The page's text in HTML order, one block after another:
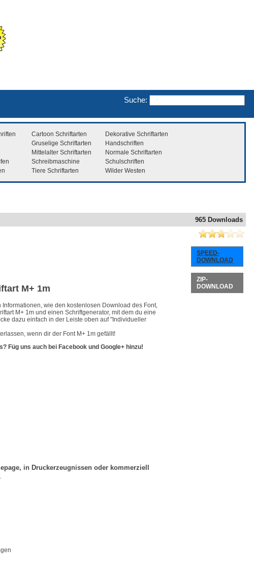
Suche:
Cartoon Schriftarten
Dekorative Schriftarten
Gruselige Schriftarten
Handschriften
Mittelalter Schriftarten
Normale Schriftarten
Schreibmaschine
Schulschriften
Tiere Schriftarten Wilder Westen
965 Downloads
SPEED-
DOWNLOAD
ZIP-
DOWNLOAD
M+ 1m
wie den kostenlosen Download des Font,
M+ 1m und einen Schriftgenerator, mit dem du eine
dazu einfach in der Leiste oben auf "Individueller
wenn dir der Font M+ 1m gefällt!
Füg uns auch bei Facebook und Google+ hinzu!
in Druckerzeugnissen oder kommerziell